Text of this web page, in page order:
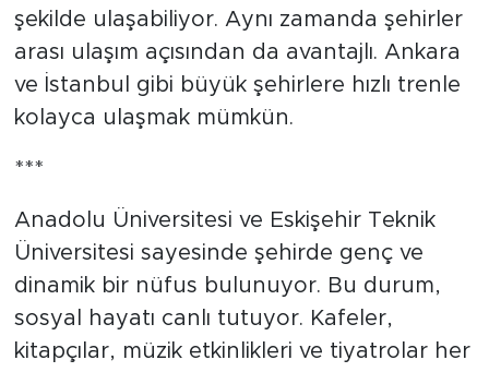
şekilde ulaşabiliyor. Aynı zamanda şehirler
arası ulaşım açısından da avantajlı. Ankara
ve İstanbul gibi büyük şehirlere hızlı trenle
kolayca ulaşmak mümkün.
***
Anadolu Üniversitesi ve Eskişehir Teknik
Üniversitesi sayesinde şehirde genç ve
dinamik bir nüfus bulunuyor. Bu durum,
sosyal hayatı canlı tutuyor. Kafeler,
kitapçılar, müzik etkinlikleri ve tiyatrolar her